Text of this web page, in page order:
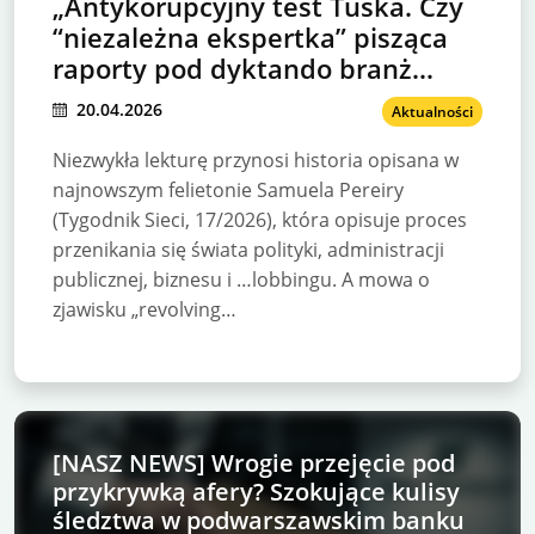
“niezależna ekspertka” pisząca
raporty pod dyktando branż
poniesie konsekwencje?
20.04.2026 Aktualności
Niezwykła lekturę przynosi historia opisana w
najnowszym felietonie Samuela Pereiry
(Tygodnik Sieci, 17/2026), która opisuje proces
przenikania się świata polityki, administracji
publicznej, biznesu i …lobbingu. A mowa o
zjawisku „revolving…
[NASZ NEWS] Wrogie przejęcie pod
przykrywką afery? Szokujące kulisy
śledztwa w podwarszawskim banku